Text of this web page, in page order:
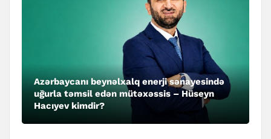
Azərbaycanı beynəlxalq enerji sənayesində
uğurla təmsil edən mütəxəssis – Hüseyn
Hacıyev kimdir?